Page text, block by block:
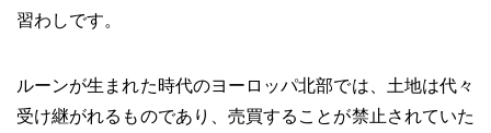
習わしです。
ルーンが生まれた時代のヨーロッパ北部では、土地は代々
受け継がれるものであり、売買することが禁止されていた